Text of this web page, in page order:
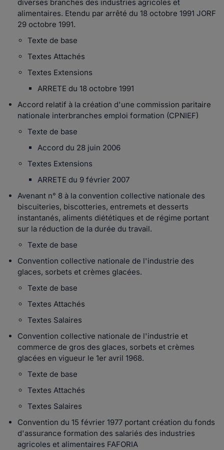
diverses branches des industries agricoles et
alimentaires. Etendu par arrêté du 18 octobre 1991 JORF
29 octobre 1991.
Texte de base
Textes Attachés
Textes Extensions
ARRETE du 18 octobre 1991
Accord relatif à la création d'une commission paritaire
nationale interbranches emploi formation (CPNIEF)
Texte de base
Accord du 28 juin 2006
Textes Extensions
ARRETE du 9 février 2007
Avenant n° 8 à la convention collective nationale des
biscuiteries, biscotteries, entremets et desserts
instantanés, aliments diététiques et de régime portant
sur la réduction de la durée du travail.
Texte de base
Convention collective nationale de l'industrie des
glaces, sorbets et crèmes glacées.
Texte de base
Textes Attachés
Textes Salaires
Convention collective nationale de l'industrie et
commerce de gros des glaces, sorbets et crèmes
glacées en vigueur le 1er avril 1968.
Texte de base
Textes Attachés
Textes Salaires
Convention du 15 février 1977 portant création du fonds
d'assurance formation des salariés des industries
agricoles et alimentaires FAFORIA